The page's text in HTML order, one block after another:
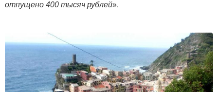
отпущено 400 тысяч рублей».